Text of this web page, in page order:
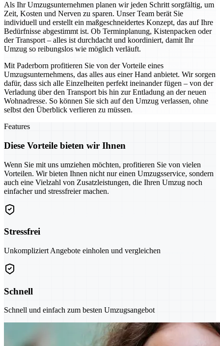
Als Ihr Umzugsunternehmen planen wir jeden Schritt sorgfältig, um
Zeit, Kosten und Nerven zu sparen. Unser Team berät Sie
individuell und erstellt ein maßgeschneidertes Konzept, das auf Ihre
Bedürfnisse abgestimmt ist. Ob Terminplanung, Kistenpacken oder
der Transport – alles ist durchdacht und koordiniert, damit Ihr
Umzug so reibungslos wie möglich verläuft.
Mit Paderborn profitieren Sie von der Vorteile eines
Umzugsunternehmens, das alles aus einer Hand anbietet. Wir sorgen
dafür, dass sich alle Einzelheiten perfekt ineinander fügen – von der
Verladung über den Transport bis hin zur Entladung an der neuen
Wohnadresse. So können Sie sich auf den Umzug verlassen, ohne
selbst den Überblick verlieren zu müssen.
Features
Diese Vorteile bieten wir Ihnen
Wenn Sie mit uns umziehen möchten, profitieren Sie von vielen
Vorteilen. Wir bieten Ihnen nicht nur einen Umzugsservice, sondern
auch eine Vielzahl von Zusatzleistungen, die Ihren Umzug noch
einfacher und stressfreier machen.
Stressfrei
Unkompliziert Angebote einholen und vergleichen
Schnell
Schnell und einfach zum besten Umzugsangebot